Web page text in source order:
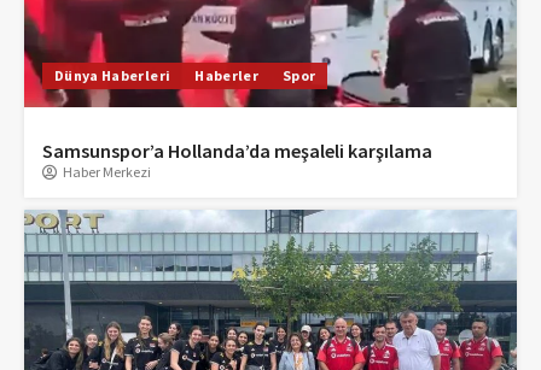
Dünya Haberleri Haberler Spor
Samsunspor’a Hollanda’da meşaleli karşılama
Haber Merkezi